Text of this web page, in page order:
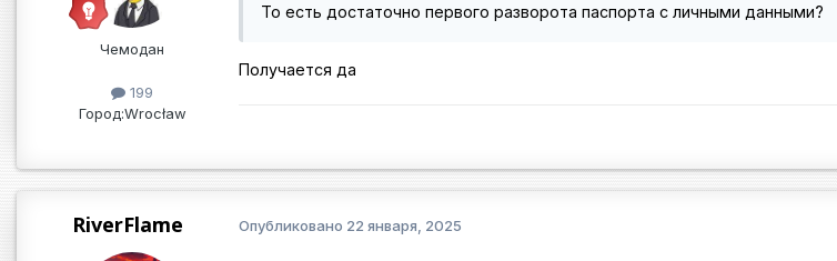
Чемодан
199
Город:Wrocław
То есть достаточно первого разворота паспорта с личными данными?
Получается да
RiverFlame Опубликовано 22 января, 2025